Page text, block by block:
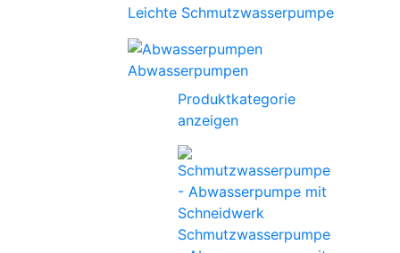
Leichte Schmutzwasserpumpe
Abwasserpumpen
Produktkategorie
anzeigen
Schmutzwasserpumpe